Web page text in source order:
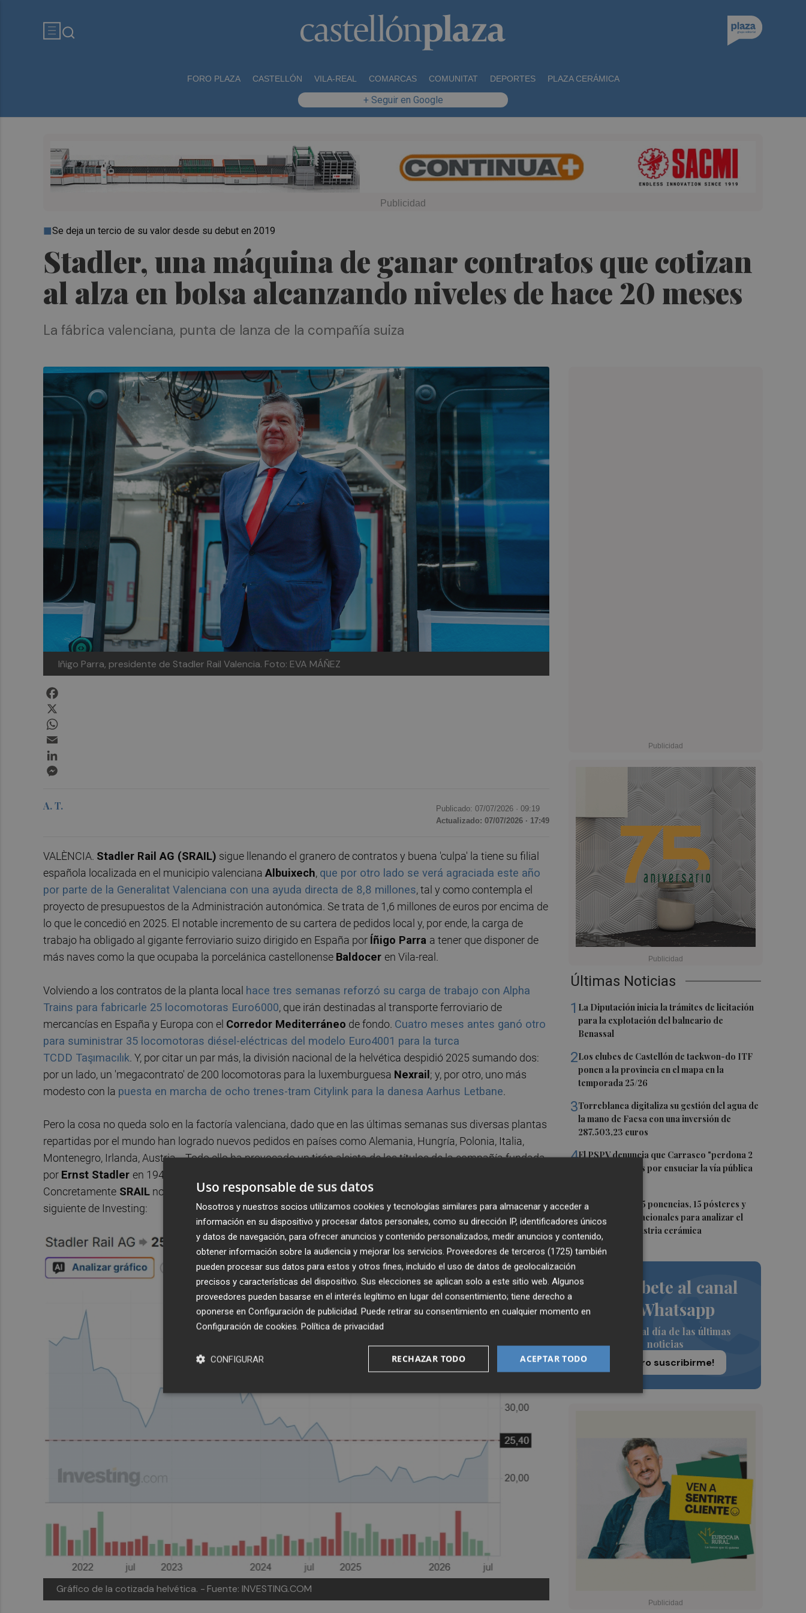
FORO PLAZA CASTELLÓN VILA-REAL COMARCAS COMUNITAT DEPORTES PLAZA CERÁMICA
+ Seguir en Google
Stadler, una máquina de ganar contratos que cotizan
al alza en bolsa alcanzando niveles de hace 20 meses
Se deja un tercio de su valor desde su debut en 2019
La fábrica valenciana, punta de lanza de la compañía suiza
Iñigo Parra, presidente de Stadler Rail Valencia. Foto: EVA MÁÑEZ
Últimas Noticias
1 La Diputación inicia la trámites de licitación
para la explotación del balneario de
Benassal
2Los clubes de Castellón de taekwon-do ITF
ponen a la provincia en el mapa en la
temporada 25/26
3Torreblanca digitaliza su gestión del agua de
la mano de Facsa con una inversión de
287.503,23 euros
4El PSPV denuncia que Carrasco "perdona 2
de cada 3 multas por ensuciar la vía pública
5Ignite reunirá 35 ponencias, 15 pósteres y
expertos internacionales para analizar el
futuro de la industria cerámica
Suscríbete al canal
de Whatsapp
Siempre al día de las últimas
noticias
¡Quiero suscribirme!
A. T. Publicado: 07/07/2026 · 09:19
Actualizado: 07/07/2026 · 17:49
VALÈNCIA. Stadler Rail AG (SRAIL) sigue llenando el granero de contratos y buena 'culpa' la tiene su filial
española localizada en el municipio valenciana Albuixech, que por otro lado se verá agraciada este año
por parte de la Generalitat Valenciana con una ayuda directa de 8,8 millones, tal y como contempla el
proyecto de presupuestos de la Administración autonómica. Se trata de 1,6 millones de euros por encima de
lo que le concedió en 2025. El notable incremento de su cartera de pedidos local y, por ende, la carga de
trabajo ha obligado al gigante ferroviario suizo dirigido en España por Íñigo Parra a tener que disponer de
más naves como la que ocupaba la porcelánica castellonense Baldocer en Vila-real.
Volviendo a los contratos de la planta local hace tres semanas reforzó su carga de trabajo con Alpha
Trains para fabricarle 25 locomotoras Euro6000, que irán destinadas al transporte ferroviario de
mercancías en España y Europa con el Corredor Mediterráneo de fondo. Cuatro meses antes ganó otro
para suministrar 35 locomotoras diésel-eléctricas del modelo Euro4001 para la turca
TCDD Taşımacılık. Y, por citar un par más, la división nacional de la helvética despidió 2025 sumando dos:
por un lado, un 'megacontrato' de 200 locomotoras para la luxemburguesa Nexrail; y, por otro, uno más
modesto con la puesta en marcha de ocho trenes-tram Citylink para la danesa Aarhus Letbane.
Pero la cosa no queda solo en la factoría valenciana, dado que en las últimas semanas sus diversas plantas
repartidas por el mundo han logrado nuevos pedidos en países como Alemania, Hungría, Polonia, Italia,
Montenegro, Irlanda, Austria... Todo ello ha provocado un tirón alcista de los títulos de la compañía fundada
por Ernst Stadler en 1942 en la Bolsa de Suiza, que han recuperado niveles de hace 20 meses.
Concretamente SRAIL no cotizaba tan alto desde octubre de 2024, tal y como se observa en el gráfico
siguiente de Investing:
Gráfico de la cotizada helvética. -Fuente: INVESTING.COM
Uso responsable de sus datos
Nosotros y nuestros socios utilizamos cookies y tecnologías similares para almacenar y acceder a
información en su dispositivo y procesar datos personales, como su dirección IP, identificadores únicos
y datos de navegación, para ofrecer anuncios y contenido personalizados, medir anuncios y contenido,
obtener información sobre la audiencia y mejorar los servicios. Proveedores de terceros (1725) también
pueden procesar sus datos para estos y otros fines, incluido el uso de datos de geolocalización
precisos y características del dispositivo. Sus elecciones se aplican solo a este sitio web. Algunos
proveedores pueden basarse en el interés legítimo en lugar del consentimiento; tiene derecho a
oponerse en Configuración de publicidad. Puede retirar su consentimiento en cualquier momento en
Configuración de cookies. Política de privacidad
ACEPTAR TODO
RECHAZAR TODO
CONFIGURAR